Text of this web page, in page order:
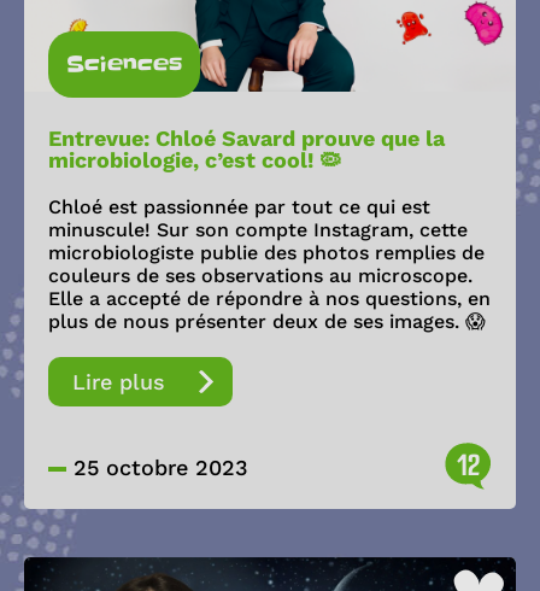
Sciences
Entrevue: Chloé Savard prouve que la
microbiologie, c’est cool! 🦠
Chloé est passionnée par tout ce qui est
minuscule! Sur son compte Instagram, cette
microbiologiste publie des photos remplies de
couleurs de ses observations au microscope.
Elle a accepté de répondre à nos questions, en
plus de nous présenter deux de ses images. 😱
Lire plus
25 octobre 2023 12